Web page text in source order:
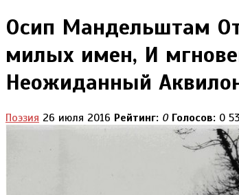
Осип Мандельштам
милых имен, И
Неожиданный
Поэзия 26 июля 2016 Рейтинг: 0 Голосов: 0